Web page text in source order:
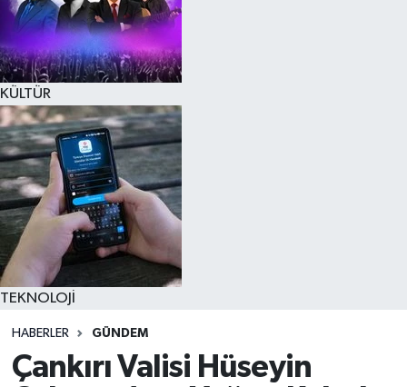
KÜLTÜR
TEKNOLOJİ
HABERLER GÜNDEM
Çankırı Valisi Hüseyin